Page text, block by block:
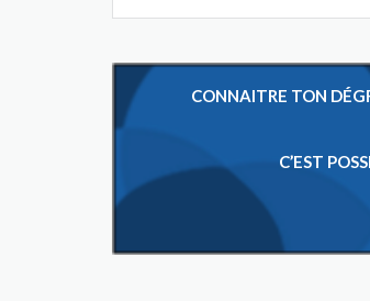
CONNAITRE TON
C’EST